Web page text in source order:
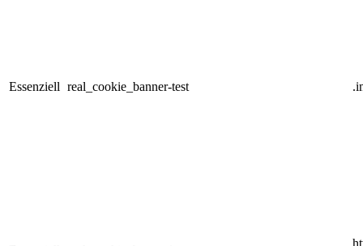
Essenziell real_cookie_banner-test